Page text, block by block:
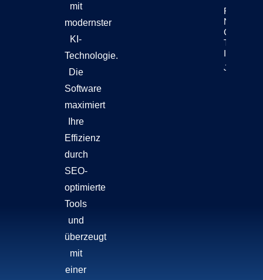
mit
modernster
KI-
Technologie.
Die
Software
maximiert
Ihre
Effizienz
durch
SEO-
optimierte
Tools
und
überzeugt
mit
einer
Reuters
News
Chatbots
Teil Der
Jetzt